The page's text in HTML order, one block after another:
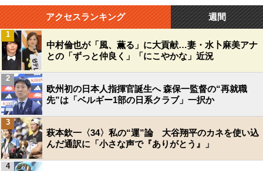
アクセスランキング 週間
中村倫也が「風、薫る」に大貢献…妻・水卜麻美アナ
との「ずっと仲良く」「にこやかな」近況
1
欧州初の日本人指揮官誕生へ 森保一監督の“再就職
先”は「ベルギー1部の日系クラブ」一択か
2
萩本欽一〈34〉私の“運”論 大谷翔平のカネを使い込
んだ通訳に「小さな声で『ありがとう』」
3
4